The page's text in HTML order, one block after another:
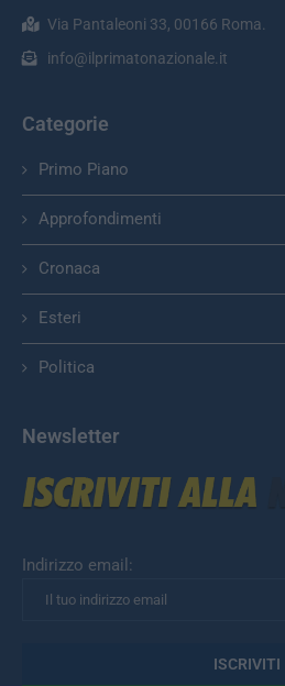
Via Pantaleoni 33, 00166 Roma.
info@ilprimatonazionale.it
Categorie
Primo Piano
Approfondimenti
Cronaca
Esteri
Politica
Newsletter
Indirizzo email: